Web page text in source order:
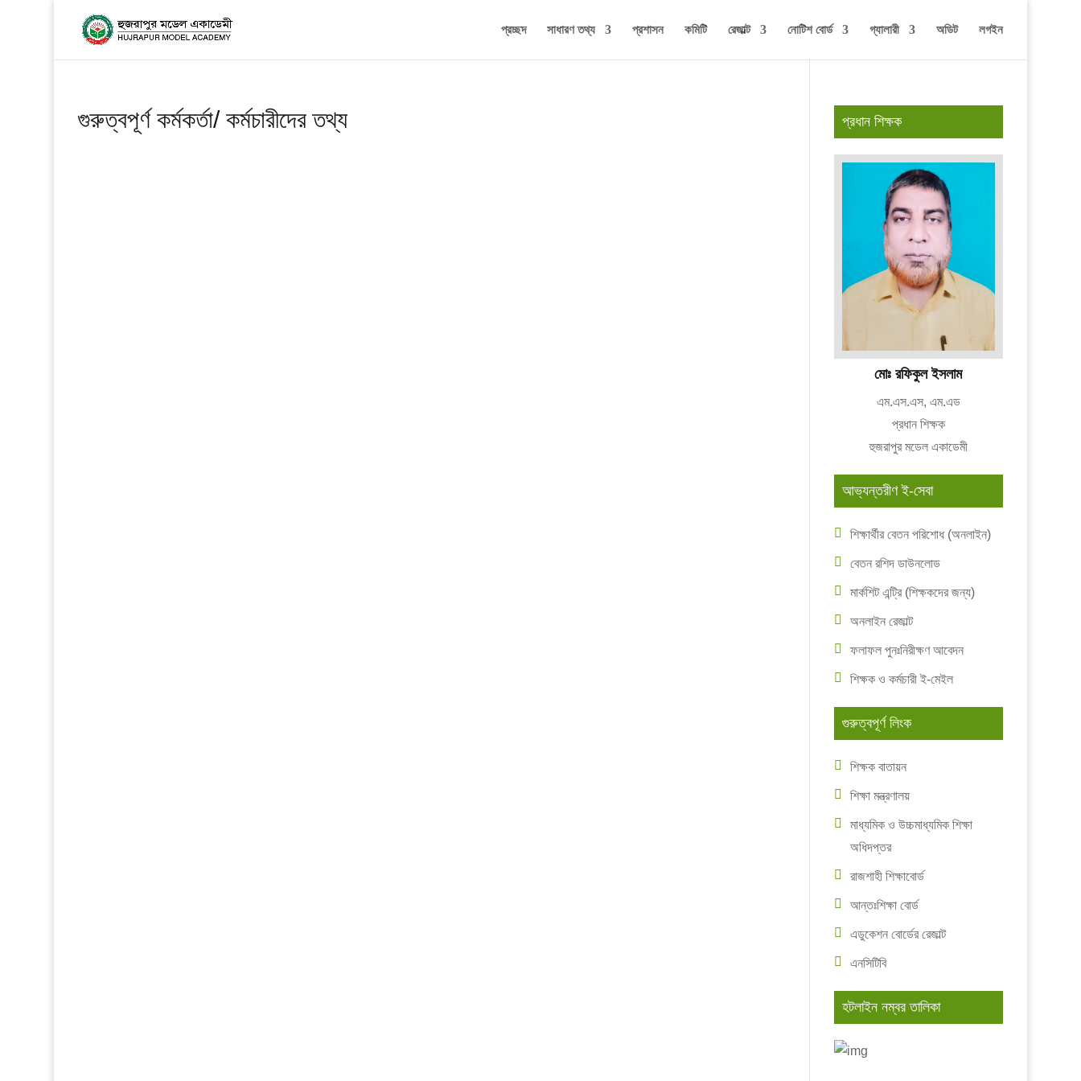
প্রচ্ছদ সাধারণ তথ্য প্রশাসন কমিটি রেজাল্ট নোটিশ বোর্ড গ্যালারী অডিট লগইন
গুরুত্বপূর্ণ কর্মকর্তা/ কর্মচারীদের তথ্য প্রধান শিক্ষক
মোঃ রফিকুল ইসলাম
এম.এস.এস, এম.এড
প্রধান শিক্ষক
হুজরাপুর মডেল একাডেমী
আভ্যন্তরীণ ই-সেবা
শিক্ষার্থীর বেতন পরিশোধ (অনলাইন)
বেতন রশিদ ডাউনলোড
মার্কশিট এন্ট্রি (শিক্ষকদের জন্য)
অনলাইন রেজাল্ট
ফলাফল পুনঃনিরীক্ষণ আবেদন
শিক্ষক ও কর্মচারী ই-মেইল
গুরুত্বপূর্ণ লিংক
শিক্ষক বাতায়ন
শিক্ষা মন্ত্রণালয়
মাধ্যমিক ও উচ্চমাধ্যমিক শিক্ষা
অধিদপ্তর
রাজশাহী শিক্ষাবোর্ড
আন্তঃশিক্ষা বোর্ড
এডুকেশন বোর্ডের রেজাল্ট
এনসিটিবি
হটলাইন নম্বর তালিকা